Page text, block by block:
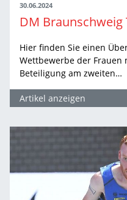
30.06.2024
Hier finden Sie einen
Wettbewerbe der
Beteiligung am zweiten…
Artikel anzeigen